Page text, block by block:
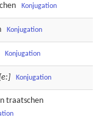
Konjugation
Konjugation
Konjugation
Konjugation
traatschen